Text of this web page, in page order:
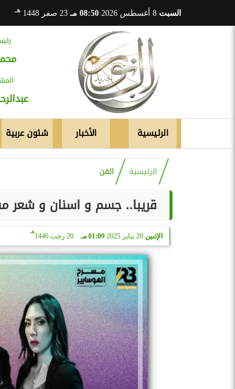
السبت 08:50 مـ 23 صفر 1448 هـ
الرئيسية الأخبار شئون عربية
الرئيسية الفن
قريبا.. جسم و اسنان و شعر
الإثنين 20 يناير 2025 01:09 مـ 20 رجب 1446
هـ